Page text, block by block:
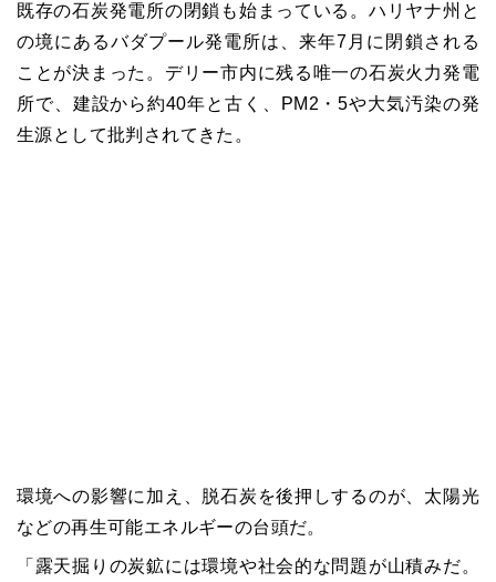
既存の石炭発電所の閉鎖も始まっている。ハリヤナ州と
の境にあるバダプール発電所は、来年7月に閉鎖される
ことが決まった。デリー市内に残る唯一の石炭火力発電
所で、建設から約40年と古く、PM2・5や大気汚染の発
生源として批判されてきた。
環境への影響に加え、脱石炭を後押しするのが、太陽光
などの再生可能エネルギーの台頭だ。
「露天掘りの炭鉱には環境や社会的な問題が山積みだ。